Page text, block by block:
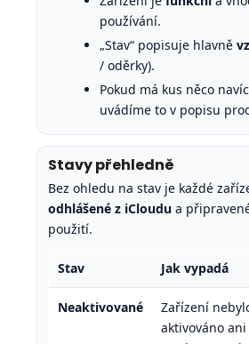
používání.
„Stav“ popisuje hlavně
/ oděrky).
Pokud má kus něco
uvádíme to v popisu
Stavy přehledně
Bez ohledu na stav je každé
odhlášené z iCloudu a
použití.
Stav Jak vypadá
Neaktivované
Zařízení
aktivováno